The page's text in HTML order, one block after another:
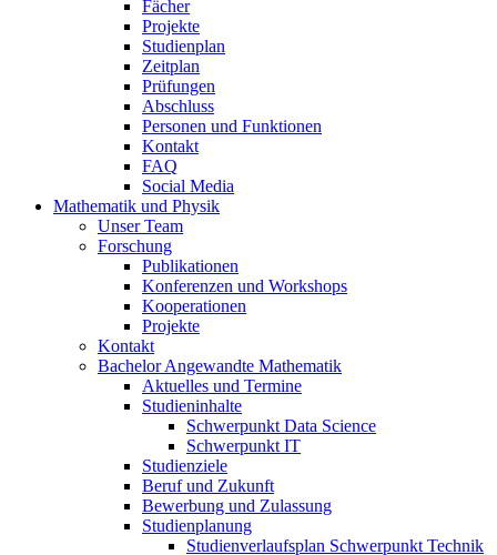
Fächer
Projekte
Studienplan
Zeitplan
Prüfungen
Abschluss
Personen und Funktionen
Kontakt
FAQ
Social Media
Mathematik und Physik
Unser Team
Forschung
Publikationen
Konferenzen und Workshops
Kooperationen
Projekte
Kontakt
Bachelor Angewandte Mathematik
Aktuelles und Termine
Studieninhalte
Schwerpunkt Data Science
Schwerpunkt IT
Studienziele
Beruf und Zukunft
Bewerbung und Zulassung
Studienplanung
Studienverlaufsplan Schwerpunkt Technik